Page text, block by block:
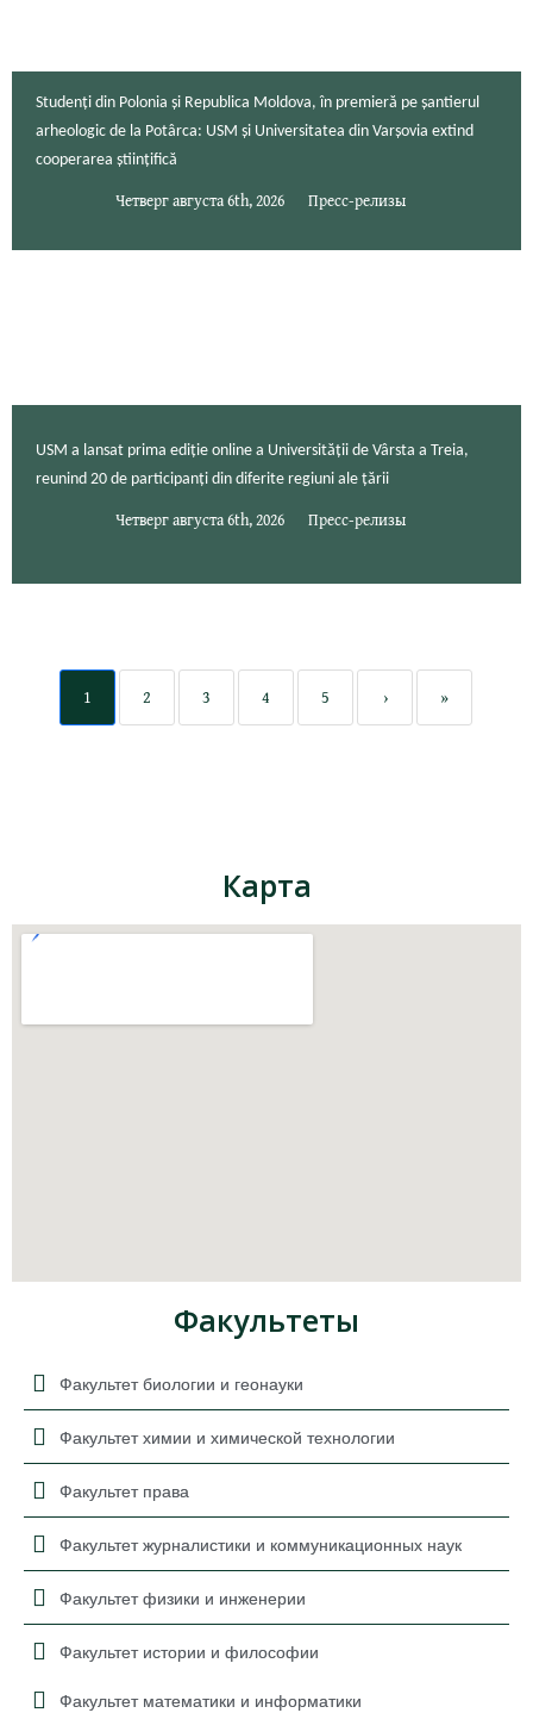
Studenți din Polonia și Republica Moldova, în premieră pe șantierul
arheologic de la Potârca: USM și Universitatea din Varșovia extind
cooperarea științifică
Четверг августа 6th, 2026 Пресс-релизы
USM a lansat prima ediție online a Universității de Vârsta a Treia,
reunind 20 de participanți din diferite regiuni ale țării
Четверг августа 6th, 2026 Пресс-релизы
1 2 3 4 5 › »
Карта
Факультеты
Факультет биологии и геонауки
Факультет химии и химической технологии
Факультет права
Факультет журналистики и коммуникационных наук
Факультет физики и инженерии
Факультет истории и философии
Факультет математики и информатики